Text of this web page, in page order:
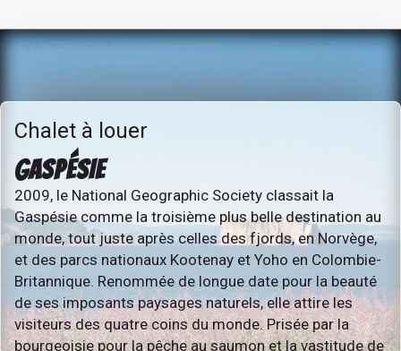
Chalet à louer
GASPÉSIE
2009, le National Geographic Society classait la
Gaspésie comme la troisième plus belle destination au
monde, tout juste après celles des fjords, en Norvège,
et des parcs nationaux Kootenay et Yoho en Colombie-
Britannique. Renommée de longue date pour la beauté
de ses imposants paysages naturels, elle attire les
visiteurs des quatre coins du monde. Prisée par la
bourgeoisie pour la pêche au saumon et la vastitude de